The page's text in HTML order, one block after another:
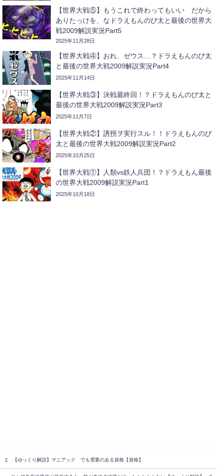
【世界大戦⑤】もうこれで終わってもいい だから
ありたっけを、なドラえもんのび太と最後の世界大
戦2009解説実況Part5
2025年11月28日
【世界大戦④】おれ、ゼウス…？ドラえもんのび太
と最後の世界大戦2009解説実況Part4
2025年11月14日
【世界大戦③】決戦最終回！？ドラえもんのび太と
最後の世界大戦2009解説実況Part3
2025年11月7日
【世界大戦②】誘拐ヲ実行スル！！ドラえもんのび
太と最後の世界大戦2009解説実況Part2
2025年10月25日
【世界大戦①】人類vs鉄人兵団！？ドラえもん最後
の世界大戦2009解説実況Part1
2025年10月18日
【ゆっくり解説】マニアック でも需要のある資格【資格】